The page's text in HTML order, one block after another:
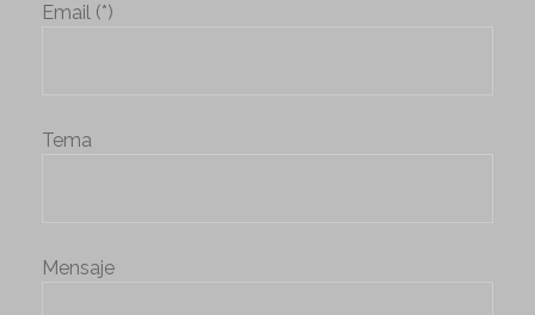
Email (*)
Tema
Mensaje